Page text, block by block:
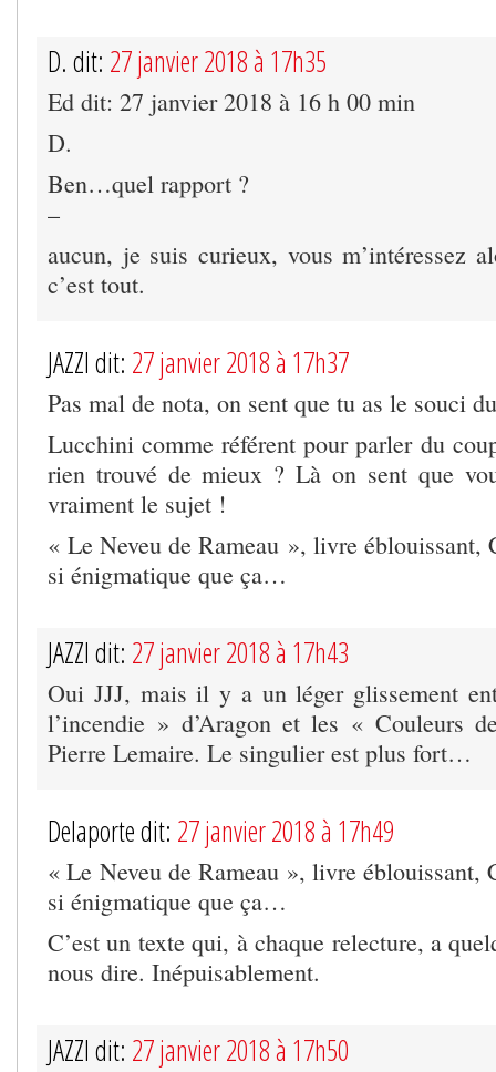
D. dit: 27 janvier 2018 à 17h35
Ed dit: 27 janvier 2018 à 16 h 00 min
D.
Ben…quel rapport ?
–
aucun, je suis curieux, vous m’intéressez
c’est tout.
JAZZI dit: 27 janvier 2018 à 17h37
Pas mal de nota, on sent que tu as le souci
Lucchini comme référent pour parler du
rien trouvé de mieux ? Là on sent que
vraiment le sujet !
« Le Neveu de Rameau », livre éblouissant,
si énigmatique que ça…
JAZZI dit: 27 janvier 2018 à 17h43
Oui JJJ, mais il y a un léger glissement
l’incendie » d’Aragon et les « Couleurs
Pierre Lemaire. Le singulier est plus fort…
Delaporte dit: 27 janvier 2018 à 17h49
« Le Neveu de Rameau », livre éblouissant,
si énigmatique que ça…
C’est un texte qui, à chaque relecture, a
nous dire. Inépuisablement.
JAZZI dit: 27 janvier 2018 à 17h50